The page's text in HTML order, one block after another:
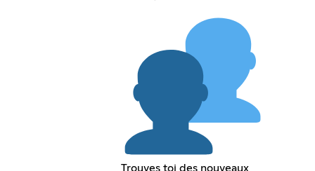
Trouves toi des nouveaux